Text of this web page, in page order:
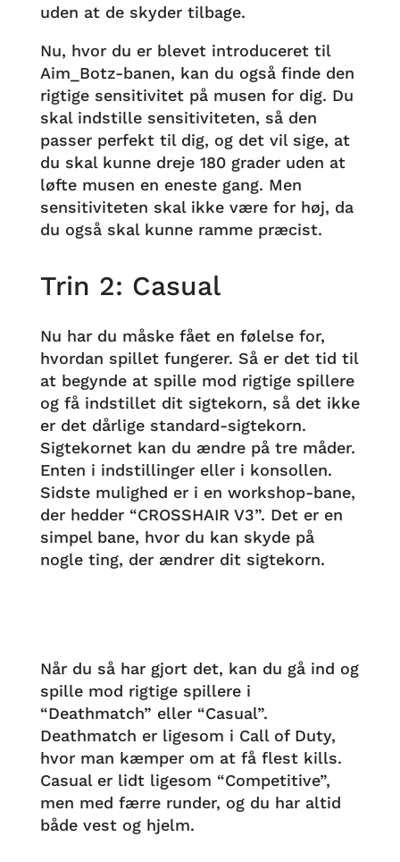
uden at de skyder tilbage.
Nu, hvor du er blevet introduceret til
Aim_Botz-banen, kan du også finde den
rigtige sensitivitet på musen for dig. Du
skal indstille sensitiviteten, så den
passer perfekt til dig, og det vil sige, at
du skal kunne dreje 180 grader uden at
løfte musen en eneste gang. Men
sensitiviteten skal ikke være for høj, da
du også skal kunne ramme præcist.
Trin 2: Casual
Nu har du måske fået en følelse for,
hvordan spillet fungerer. Så er det tid til
at begynde at spille mod rigtige spillere
og få indstillet dit sigtekorn, så det ikke
er det dårlige standard-sigtekorn.
Sigtekornet kan du ændre på tre måder.
Enten i indstillinger eller i konsollen.
Sidste mulighed er i en workshop-bane,
der hedder “CROSSHAIR V3”. Det er en
simpel bane, hvor du kan skyde på
nogle ting, der ændrer dit sigtekorn.
Når du så har gjort det, kan du gå ind og
spille mod rigtige spillere i
“Deathmatch” eller “Casual”.
Deathmatch er ligesom i Call of Duty,
hvor man kæmper om at få flest kills.
Casual er lidt ligesom “Competitive”,
men med færre runder, og du har altid
både vest og hjelm.